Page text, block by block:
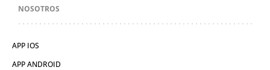
NOSOTROS
APP IOS
APP ANDROID